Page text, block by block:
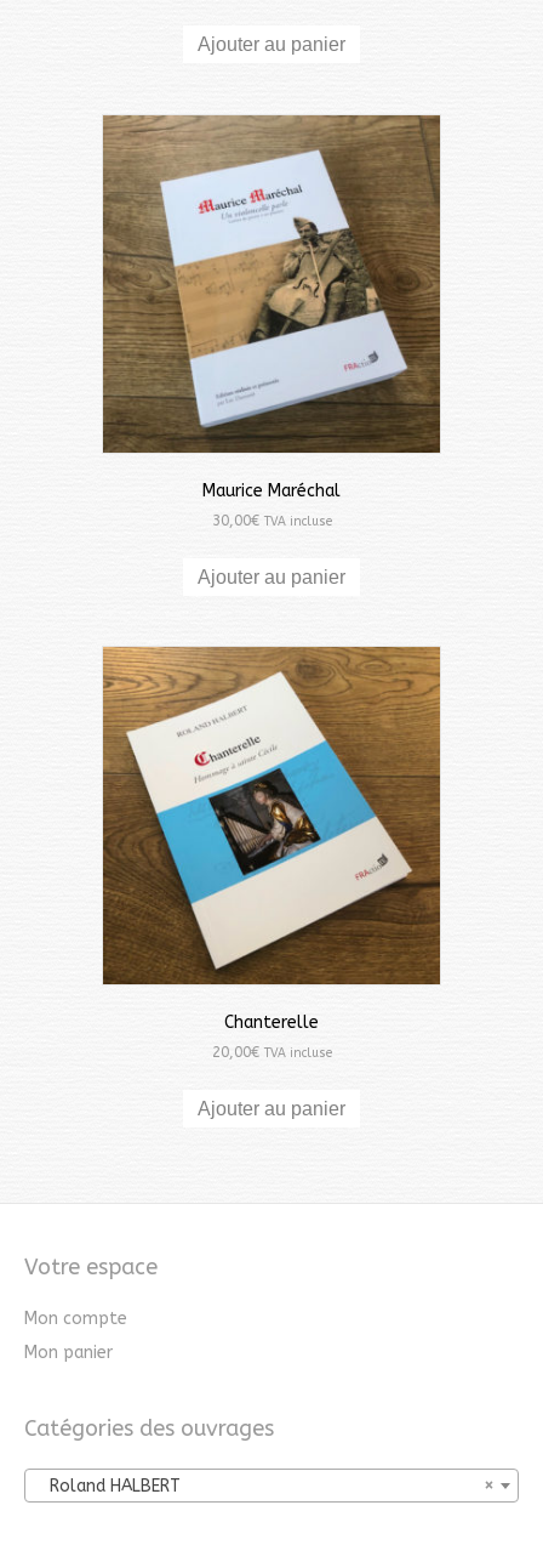
Ajouter au panier
Maurice Maréchal
30,00€ TVA incluse
Ajouter au panier
Chanterelle
20,00€ TVA incluse
Ajouter au panier
Votre espace
Mon compte
Mon panier
Catégories des ouvrages
×
Roland HALBERT